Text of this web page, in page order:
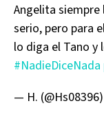
Angelita
serio, pero para
lo diga el Tano
#NadieDiceNada
— H. (@Hs08396)